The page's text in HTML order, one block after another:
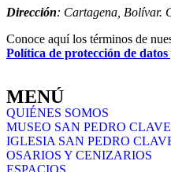
Dirección: Cartagena, Bolívar.
Conoce aquí los términos de
Política de protección de datos
MENÚ
QUIÉNES SOMOS
MUSEO SAN PEDRO
IGLESIA SAN PEDRO
OSARIOS Y CENIZARIOS